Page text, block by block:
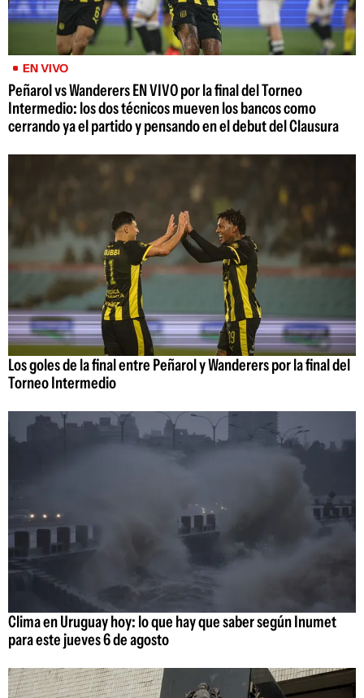
EN VIVO
Peñarol vs Wanderers EN VIVO por la final del Torneo
Intermedio: los dos técnicos mueven los bancos como
cerrando ya el partido y pensando en el debut del Clausura
Los goles de la final entre Peñarol y Wanderers por la final del
Torneo Intermedio
Clima en Uruguay hoy: lo que hay que saber según Inumet
para este jueves 6 de agosto